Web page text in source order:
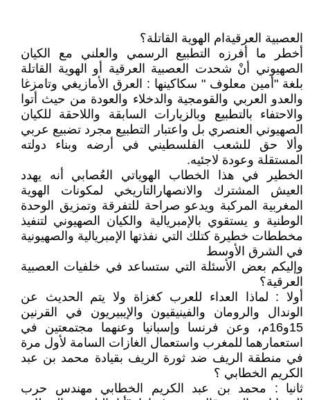
العصبية العرقيةام الهوية القاتلة؟
أخطر ما أفرزه التطبيع الرسمي والعلني مع الكيان
الصهيوني أنْ شحدت العصبية العرقية أو الهوية القاتلة
بلغة "أمين معلوف " سكاكينها : العرق الأمازيغي وتامزغا
والعدو العربي والقومجية والدخلاء والعودة من حيث أتوا
والاحتفاء بالتطبيع وبالزيارات السابقة واللاحقة للكيان
الصهيوني العنصري بل واعتبار التطبيع مجرد تضبيع عربي
وألا حق للشعب الفلسطيني في أرضه وبناء دولته
المستقلة وعودة لاجئيه.
الخطير في هذا الخطاب الهوياتي العُصابي أنه يهدد
العيش المشترك والانصهارالتاريخي لمكونات الهوية
المغربية المركبة ويدعو صراحة للتفرقة وتمزيق الوحدة
الوطنية و يستقوي بالإمبريالية والكيان الصهيوني لتنفيذ
مخططات خطيرة كتلك التي نفذتها الإمبريالية والصهيونية
في الشرق الأوسط
وإليكم بعض الأسئلة التي ستساعد في خلفيات العصبية
العرقية؟
أولا : لماذا العداء للعرب كغزاة ولا يتم الحديث عن
الوندال والرومان والفينيقيون والإيبيريون في القرنين
15و16م، وعن فرنسا وإسبانيا وعنهما مجتمعتين في
استعمارهما للمغرب واستعمال الغازات السامة لأول مرة
في منطقة الريف ضد ثورة الريف بقيادة محمد بن عبد
الكريم الخطابي ؟
ثانيا : محمد بن عبد الكريم الخطابي مهندس حرب